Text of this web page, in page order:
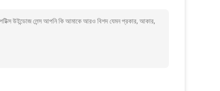
উইন্ডোজ লেন্স আপনি কি আমাকে আরও বিশদ যেমন প্রকার, আকার,